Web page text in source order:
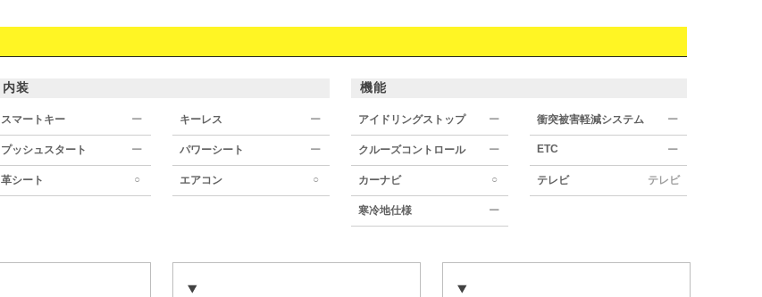
内装
スマートキー ー キーレス ー
プッシュスタート ー パワーシート ー
革シート ○ エアコン ○
機能
アイドリングストップ ー 衝突被害軽減システム ー
クルーズコントロール ー ETC ー
カーナビ ○ テレビ テレビ
寒冷地仕様 ー